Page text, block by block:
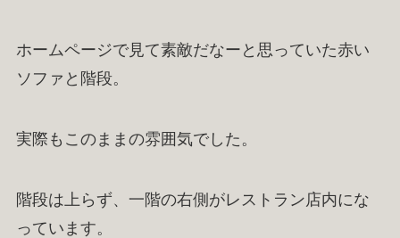
ホームページで見て素敵だなーと思っていた赤い
ソファと階段。
実際もこのままの雰囲気でした。
階段は上らず、一階の右側がレストラン店内にな
っています。